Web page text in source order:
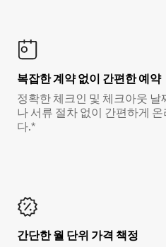
복잡한 계약 없이 간편한 예약
정확한 체크인 및 체크아웃
나 서류 절차 없이 간편하게
다.*
간단한 월 단위 가격 책정